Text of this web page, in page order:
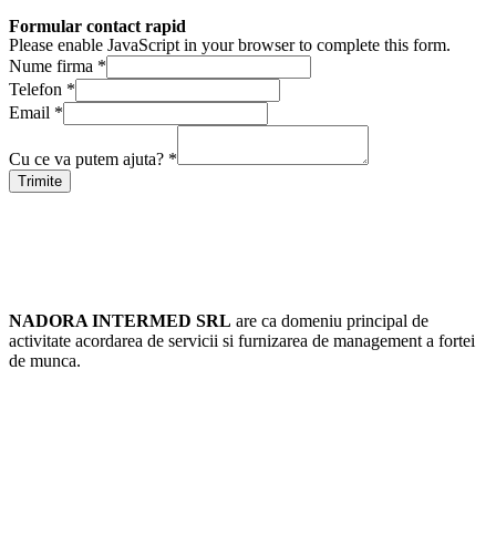
Formular contact rapid
Please enable JavaScript in your browser to complete this form.
Nume firma *
Telefon *
Email *
Cu ce va putem ajuta? *
Trimite
NADORA INTERMED SRL are ca domeniu principal de
activitate acordarea de servicii si furnizarea de management a fortei
de munca.